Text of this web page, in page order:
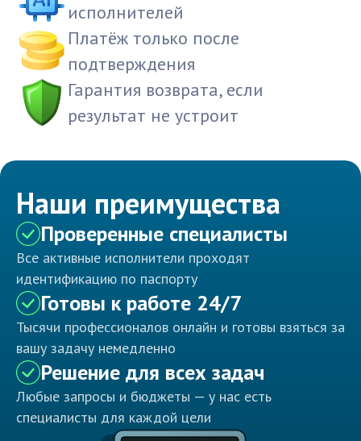
исполнителей
Платёж только после
подтверждения
Гарантия возврата, если
результат не устроит
Наши преимущества
Проверенные специалисты
Все активные исполнители проходят
идентификацию по паспорту
Готовы к работе 24/7
Тысячи профессионалов онлайн и готовы взяться за
вашу задачу немедленно
Решение для всех задач
Любые запросы и бюджеты — у нас есть
специалисты для каждой цели